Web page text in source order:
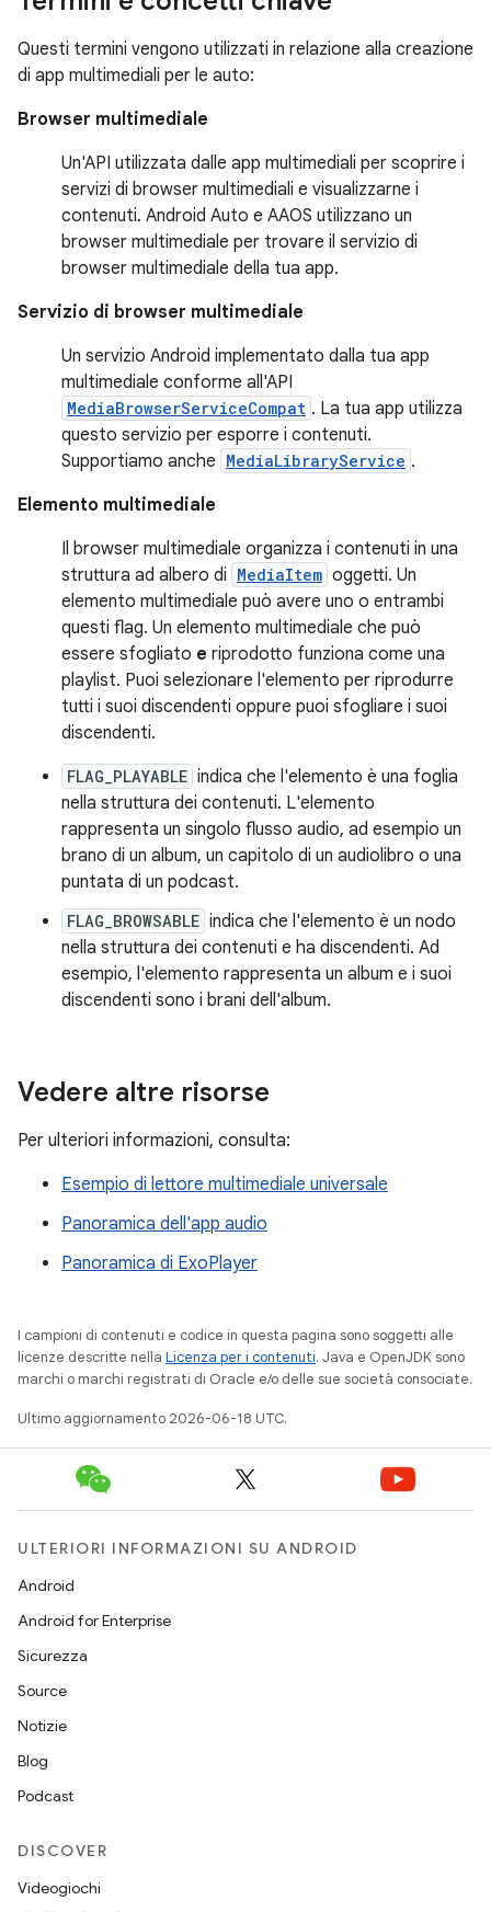
Questi termini vengono utilizzati in relazione alla creazione
di app multimediali per le auto:
Browser multimediale
Un'API utilizzata dalle app multimediali per scoprire i
servizi di browser multimediali e visualizzarne i
contenuti. Android Auto e AAOS utilizzano un
browser multimediale per trovare il servizio di
browser multimediale della tua app.
Servizio di browser multimediale
Un servizio Android implementato dalla tua app
multimediale conforme all'API
MediaBrowserServiceCompat . La tua app utilizza
questo servizio per esporre i contenuti.
Supportiamo anche MediaLibraryService .
Elemento multimediale
Il browser multimediale organizza i contenuti in una
struttura ad albero di MediaItem oggetti. Un
elemento multimediale può avere uno o entrambi
questi flag. Un elemento multimediale che può
essere sfogliato e riprodotto funziona come una
playlist. Puoi selezionare l'elemento per riprodurre
tutti i suoi discendenti oppure puoi sfogliare i suoi
discendenti.
FLAG_PLAYABLE indica che l'elemento è una foglia
nella struttura dei contenuti. L'elemento
rappresenta un singolo flusso audio, ad esempio un
brano di un album, un capitolo di un audiolibro o una
puntata di un podcast.
FLAG_BROWSABLE indica che l'elemento è un nodo
nella struttura dei contenuti e ha discendenti. Ad
esempio, l'elemento rappresenta un album e i suoi
discendenti sono i brani dell'album.
Vedere altre risorse
Per ulteriori informazioni, consulta:
Esempio di lettore multimediale universale
Panoramica dell'app audio
Panoramica di ExoPlayer
I campioni di contenuti e codice in questa pagina sono soggetti alle
licenze descritte nella Licenza per i contenuti. Java e OpenJDK sono
marchi o marchi registrati di Oracle e/o delle sue società consociate.
Ultimo aggiornamento 2026-06-18 UTC.
ULTERIORI INFORMAZIONI SU ANDROID
Android
Android for Enterprise
Sicurezza
Source
Notizie
Blog
Podcast
DISCOVER
Videogiochi